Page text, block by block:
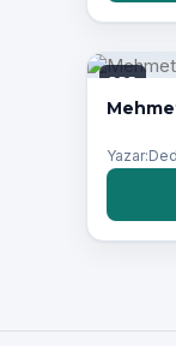
PDF